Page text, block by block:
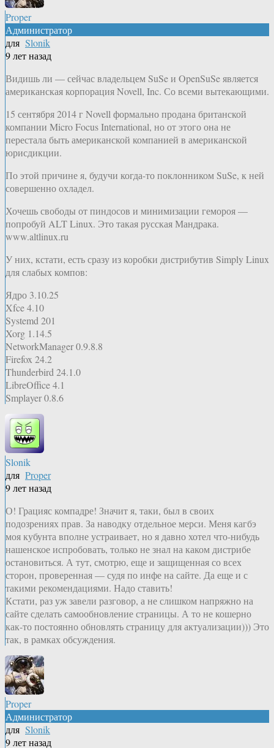
Proper
Администратор
для Slonik
9 лет назад
Видишь ли — сейчас владельцем SuSe и OpenSuSe является
американская корпорация Novell, Inc. Со всеми вытекающими.
15 сентября 2014 г Novell формально продана британской
компании Micro Focus International, но от этого она не
перестала быть американской компанией в американской
юрисдикции.
По этой причине я, будучи когда-то поклонником SuSe, к ней
совершенно охладел.
Хочешь свободы от пиндосов и минимизации гемороя —
попробуй ALT Linux. Это такая русская Мандрака.
www.altlinux.ru
У них, кстати, есть сразу из коробки дистрибутив Simply Linux
для слабых компов:
Ядро 3.10.25
Xfce 4.10
Systemd 201
Xorg 1.14.5
NetworkManager 0.9.8.8
Firefox 24.2
Thunderbird 24.1.0
LibreOffice 4.1
Smplayer 0.8.6
Slonik
для Proper
9 лет назад
О! Грацияс компадре! Значит я, таки, был в своих
подозрениях прав. За наводку отдельное мерси. Меня кагбэ
моя кубунта вполне устраивает, но я давно хотел что-нибудь
нашенское испробовать, только не знал на каком дистрибе
остановиться. А тут, смотрю, еще и защищенная со всех
сторон, проверенная — судя по инфе на сайте. Да еще и с
такими рекомендациями. Надо ставить!
Кстати, раз уж завели разговор, а не слишком напряжно на
сайте сделать самообновление страницы. А то не кошерно
как-то постоянно обновлять страницу для актуализации))) Это
так, в рамках обсуждения.
Proper
Администратор
для Slonik
9 лет назад